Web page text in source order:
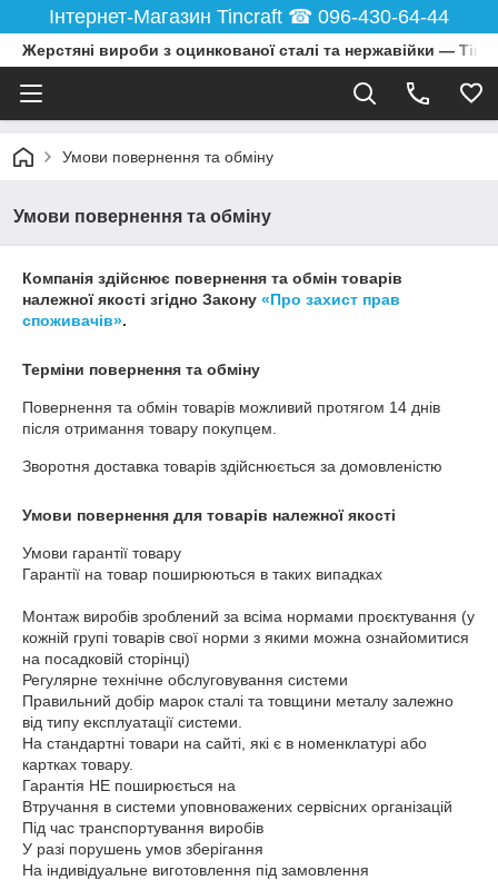
Інтернет-Магазин Tincraft ☎︎ 096-430-64-44
Жерстяні вироби з оцинкованої сталі та нержавійки —
Умови повернення та обміну
Умови повернення та обміну
Компанія здійснює повернення та обмін товарів
належної якості згідно Закону «Про захист прав
споживачів».
Терміни повернення та обміну
Повернення та обмін товарів можливий протягом 14 днів
після отримання товару покупцем.
Зворотня доставка товарів здійснюється за домовленістю
Умови повернення для товарів належної якості
Умови гарантії товару
Гарантії на товар поширюються в таких випадках
Монтаж виробів зроблений за всіма нормами проєктування (у
кожній групі товарів свої норми з якими можна ознайомитися
на посадковій сторінці)
Регулярне технічне обслуговування системи
Правильний добір марок сталі та товщини металу залежно
від типу експлуатації системи.
На стандартні товари на сайті, які є в номенклатурі або
картках товару.
Гарантія НЕ поширюється на
Втручання в системи уповноважених сервісних організацій
Під час транспортування виробів
У разі порушень умов зберігання
На індивідуальне виготовлення під замовлення